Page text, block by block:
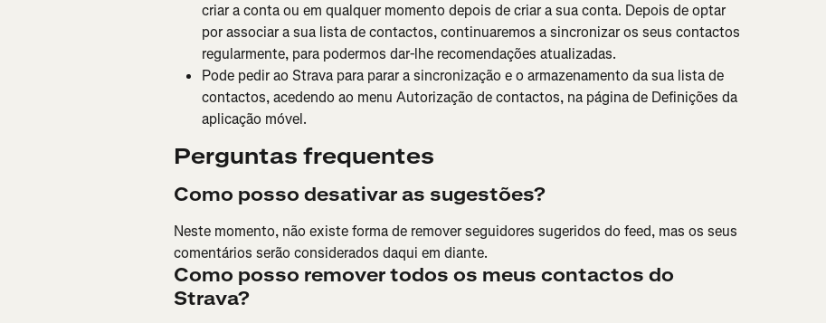
criar a conta ou em qualquer momento depois de criar a sua conta. Depois de optar
por associar a sua lista de contactos, continuaremos a sincronizar os seus contactos
regularmente, para podermos dar-lhe recomendações atualizadas.
Pode pedir ao Strava para parar a sincronização e o armazenamento da sua lista de
contactos, acedendo ao menu Autorização de contactos, na página de Definições da
aplicação móvel.
Perguntas frequentes
Como posso desativar as sugestões?
Neste momento, não existe forma de remover seguidores sugeridos do feed, mas os seus
comentários serão considerados daqui em diante.
Como posso remover todos os meus contactos do
Strava?